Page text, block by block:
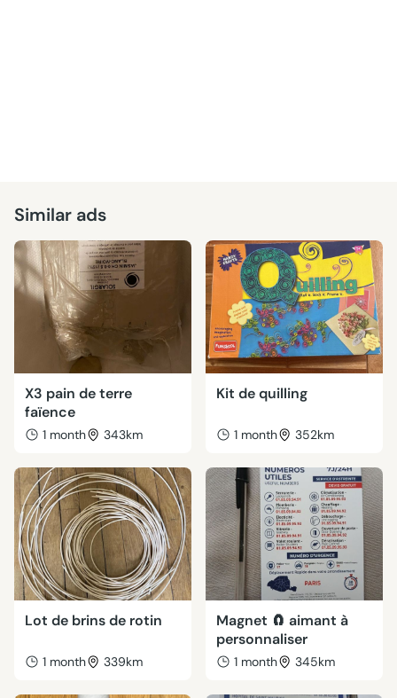
Similar ads
X3 pain de terre
faïence
1 month 343km
Kit de quilling
1 month 352km
Lot de brins de rotin
1 month 339km
Magnet 🧲 aimant à
personnaliser
1 month 345km